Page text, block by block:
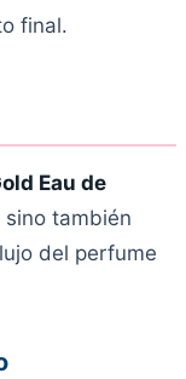
final.
Eau de
también
del perfume